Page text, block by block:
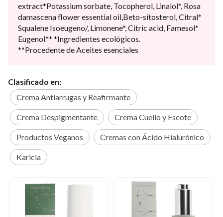
extract*Potassium sorbate, Tocopherol, Linalol*, Rosa
damascena flower essential oil,Beto-sitosterol, Citral*
Squalene Isoeugeno/, Limonene*, Citric acid, Famesol*
Eugenol** *Ingredientes ecológicos.
**Procedente de Aceites esenciales
Clasificado en:
Crema Antiarrugas y Reafirmante
Crema Despigmentante Crema Cuello y Escote
Productos Veganos Cremas con Ácido Hialurónico
Karicia